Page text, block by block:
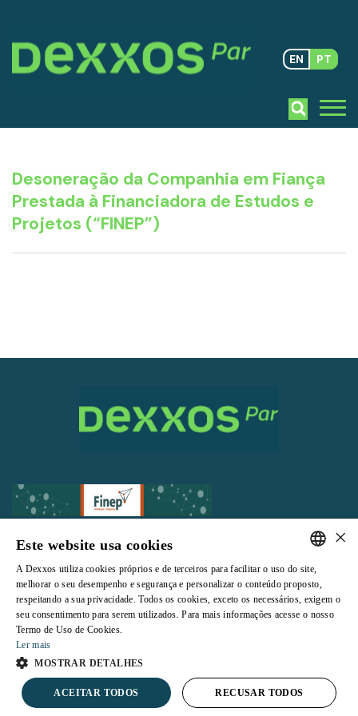
EN PT
Desoneração da Companhia em Fiança
Prestada à Financiadora de Estudos e
Projetos (“FINEP”)
Todos os direitos reservados |Termos e Condições de Uso|Política de
Privacidade
PORTUGUESE
ENGLISH
×
Este website usa cookies
A Dexxos utiliza cookies próprios e de terceiros para facilitar o uso do site,
melhorar o seu desempenho e segurança e personalizar o conteúdo proposto,
respeitando a sua privacidade. Todos os cookies, exceto os necessários, exigem o
seu consentimento para serem utilizados. Para mais informações acesse o nosso
Termo de Uso de Cookies.
Ler mais
MOSTRAR DETALHES
ACEITAR TODOS RECUSAR TODOS